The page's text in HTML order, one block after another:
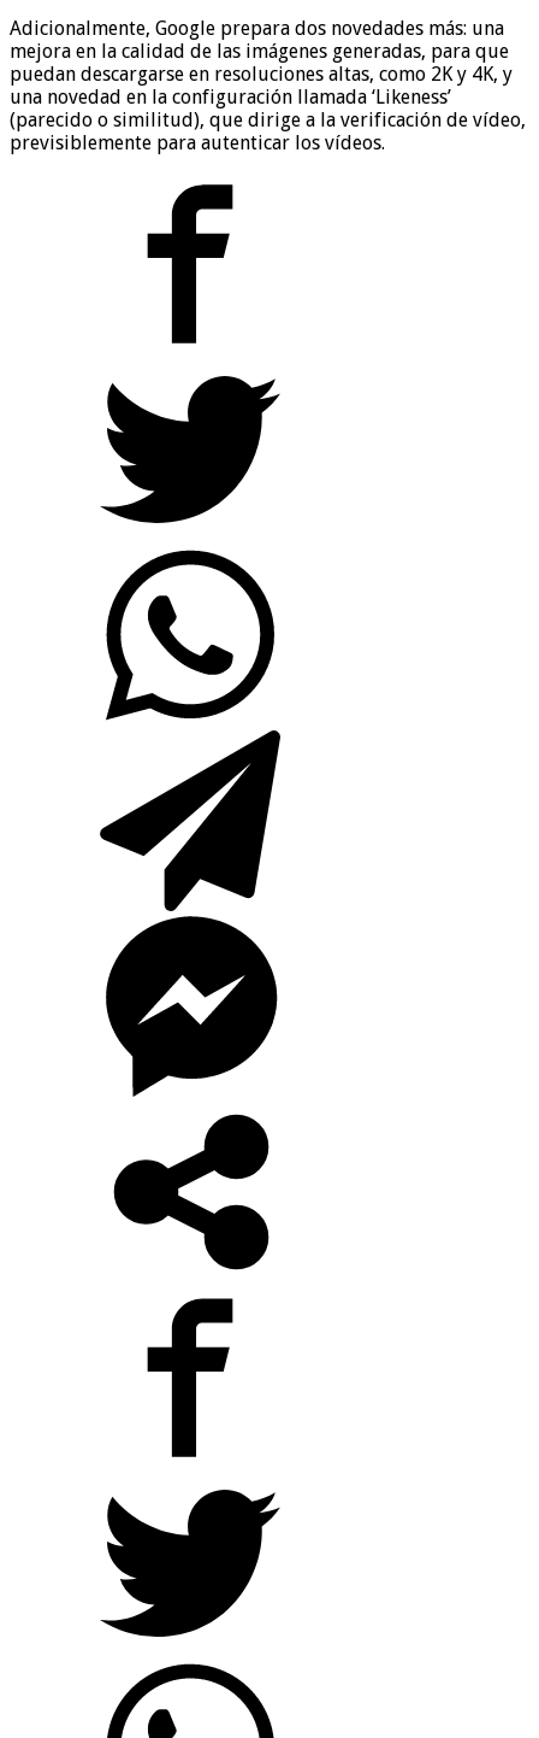
Adicionalmente, Google prepara dos novedades más: una
mejora en la calidad de las imágenes generadas, para que
puedan descargarse en resoluciones altas, como 2K y 4K, y
una novedad en la configuración llamada ‘Likeness’
(parecido o similitud), que dirige a la verificación de vídeo,
previsiblemente para autenticar los vídeos.